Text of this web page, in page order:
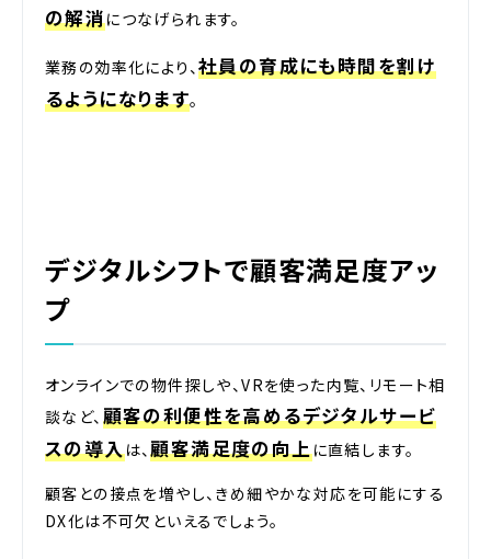
の解消につなげられます。
業務の効率化により、社員の育成にも時間を割け
るようになります。
デジタルシフトで顧客満足度アッ
プ
オンラインでの物件探しや、VRを使った内覧、リモート相
談など、 顧客の利便性を高めるデジタルサービ
スの導入は、顧客満足度の向上に直結します。
顧客との接点を増やし、きめ細やかな対応を可能にする
DX化は不可欠といえるでしょう。